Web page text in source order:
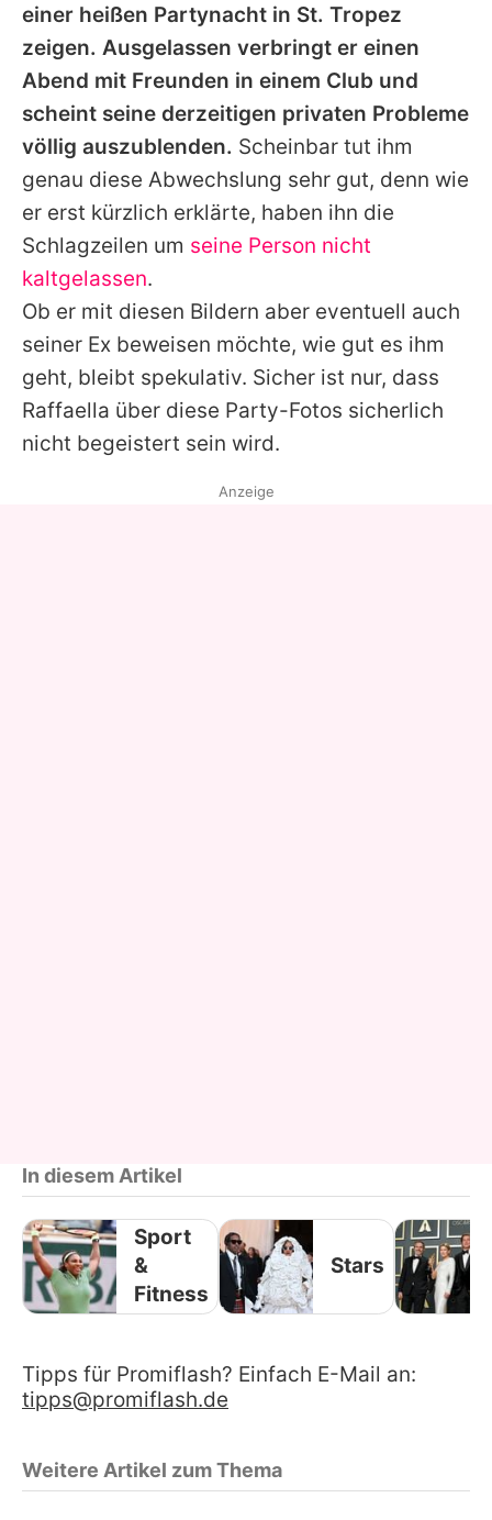
einer heißen Partynacht in St. Tropez
zeigen. Ausgelassen verbringt er einen
Abend mit Freunden in einem Club und
scheint seine derzeitigen privaten Probleme
völlig auszublenden. Scheinbar tut ihm
genau diese Abwechslung sehr gut, denn wie
er erst kürzlich erklärte, haben ihn die
Schlagzeilen um seine Person nicht
kaltgelassen.
Ob er mit diesen Bildern aber eventuell auch
seiner Ex beweisen möchte, wie gut es ihm
geht, bleibt spekulativ. Sicher ist nur, dass
Raffaella über diese Party-Fotos sicherlich
nicht begeistert sein wird.
Anzeige
In diesem Artikel
Sport
&
Fitness
Stars
Tipps für Promiflash? Einfach E-Mail an:
tipps@promiflash.de
Weitere Artikel zum Thema